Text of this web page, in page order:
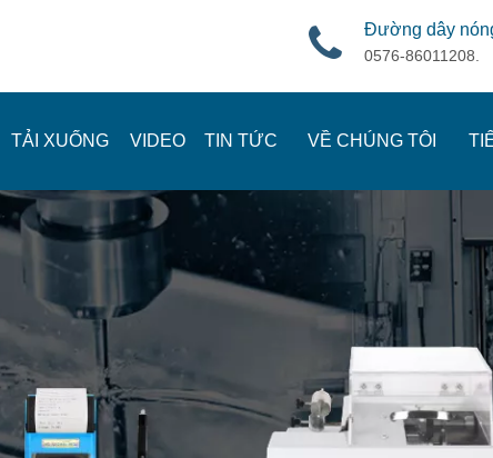
Đường dây
0576-86011208.
TẢI XUỐNG VIDEO TIN TỨC VỀ CHÚNG TÔI